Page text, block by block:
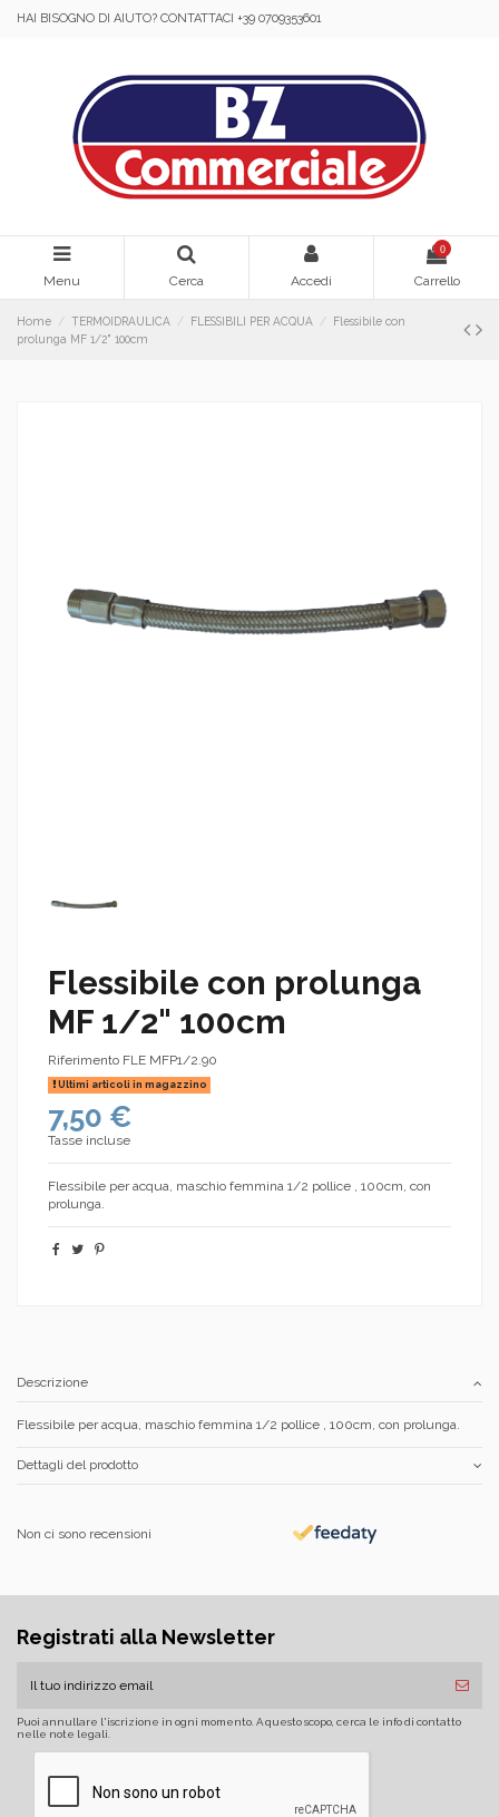
HAI BISOGNO DI AIUTO? CONTATTACI +39 0709353601
Menu Cerca Accedi
0
Carrello
Home TERMOIDRAULICA FLESSIBILI PER ACQUA
Flessibile con
prolunga MF 1/2" 100cm
Flessibile con prolunga
MF 1/2" 100cm
Riferimento FLE MFP1/2.90
Ultimi articoli in magazzino
7,50 €
Tasse incluse
Flessibile per acqua, maschio femmina 1/2 pollice , 100cm, con
prolunga.
Descrizione
Flessibile per acqua, maschio femmina 1/2 pollice , 100cm, con prolunga.
Dettagli del prodotto
Non ci sono recensioni
Registrati alla Newsletter
Puoi annullare l'iscrizione in ogni momento. A questo scopo, cerca le info di contatto
nelle note legali.